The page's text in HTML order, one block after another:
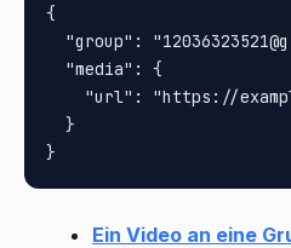
{
"group":
  "media": {
"url": "https://
  }
Ein Video an eine